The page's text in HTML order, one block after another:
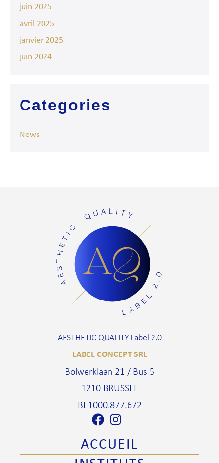
juin 2025
avril 2025
janvier 2025
juin 2024
Categories
News
AESTHETIC QUALITY Label 2.0
LABEL CONCEPT SRL
Bolwerklaan 21 / Bus 5
1210 BRUSSEL
BE1000.877.672
ACCUEIL